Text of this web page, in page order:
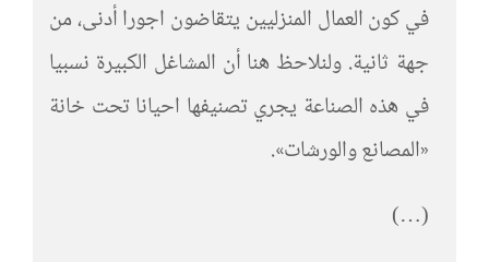
في كون العمال المنزليين يتقاضون اجورا أدنى، من
جهة ثانية. ولنلاحظ هنا أن المشاغل الكبيرة نسبيا
في هذه الصناعة يجري تصنيفها احيانا تحت خانة
«المصانع والورشات».
(…)